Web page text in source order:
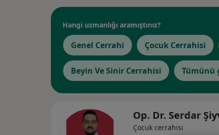
Hangi uzmanlığı aramıştınız?
Genel Cerrahi Çocuk Cerrahisi
Beyin Ve Sinir Cerrahisi Tümünü
Op. Dr. Serdar
Çocuk cerrahisi